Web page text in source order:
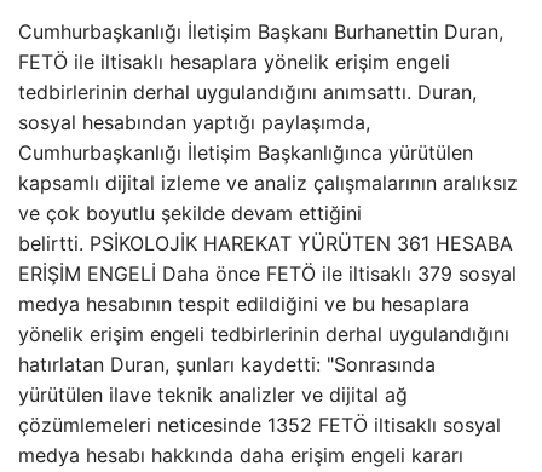
Cumhurbaşkanlığı İletişim Başkanı Burhanettin Duran,
FETÖ ile iltisaklı hesaplara yönelik erişim engeli
tedbirlerinin derhal uygulandığını anımsattı. Duran,
sosyal hesabından yaptığı paylaşımda,
Cumhurbaşkanlığı İletişim Başkanlığınca yürütülen
kapsamlı dijital izleme ve analiz çalışmalarının aralıksız
ve çok boyutlu şekilde devam ettiğini
belirtti. PSİKOLOJİK HAREKAT YÜRÜTEN 361 HESABA
ERİŞİM ENGELİ Daha önce FETÖ ile iltisaklı 379 sosyal
medya hesabının tespit edildiğini ve bu hesaplara
yönelik erişim engeli tedbirlerinin derhal uygulandığını
hatırlatan Duran, şunları kaydetti: "Sonrasında
yürütülen ilave teknik analizler ve dijital ağ
çözümlemeleri neticesinde 1352 FETÖ iltisaklı sosyal
medya hesabı hakkında daha erişim engeli kararı